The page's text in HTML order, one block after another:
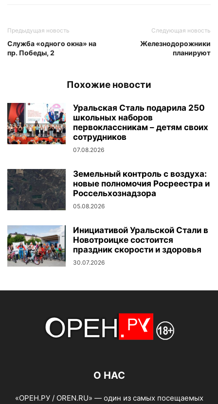
Предыдущая новость
Служба «одного окна» на
пр. Победы, 2
Следующая новость
Железнодорожники
планируют
Похожие новости
Уральская Сталь подарила 250
школьных наборов
первоклассникам – детям своих
сотрудников
07.08.2026
Земельный контроль с воздуха:
новые полномочия Росреестра и
Россельхознадзора
05.08.2026
Инициативой Уральской Стали в
Новотроицке состоится
праздник скорости и здоровья
30.07.2026
О НАС
«ОРЕН.РУ / OREN.RU» — один из самых посещаемых